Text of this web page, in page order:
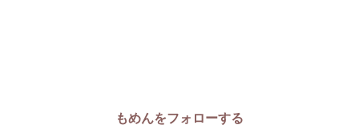
もめんをフォローする